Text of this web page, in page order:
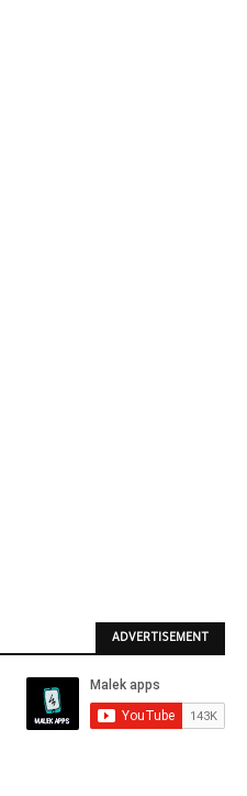
ADVERTISEMENT